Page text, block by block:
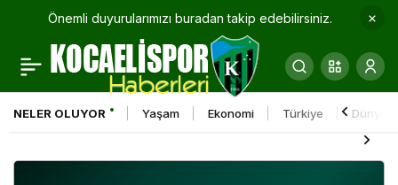
Önemli duyurularımızı buradan takip edebilirsiniz.
NELER OLUYOR Yaşam Ekonomi Türkiye Dünya
Murat Uçkun:
“Kariyerimde en
sevindiğim Osman’ın
0 Paylaş